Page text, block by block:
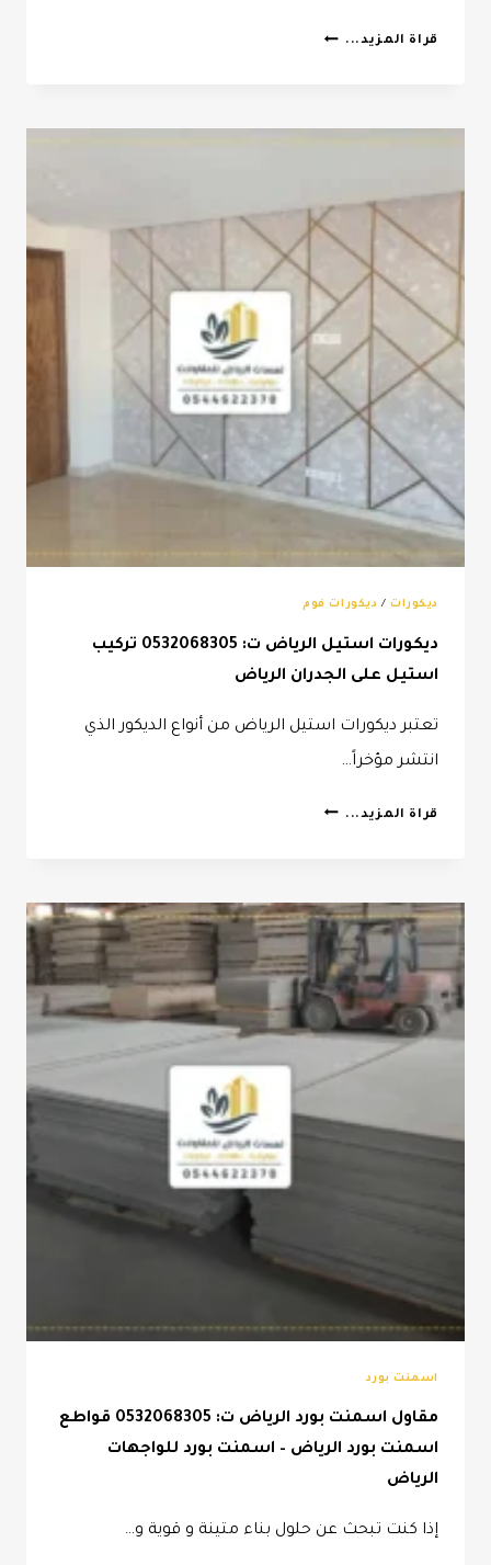
قراة المزيد... ديكورات
جدار
شيبورد
الرياض
ديكورات/ ديكورات فوم
ديكورات استيل الرياض ت: 0532068305 تركيب
استيل على الجدران الرياض
تعتبر ديكورات استيل الرياض من أنواع الديكور الذي
انتشر مؤخراً…
قراة المزيد... ديكورات
0532068305
تركيب
استيل
على
الجدران
اسمنت بورد
مقاول اسمنت بورد الرياض ت: 0532068305 قواطع
اسمنت بورد الرياض – اسمنت بورد للواجهات
الرياض
إذا كنت تبحث عن حلول بناء متينة و قوية و…